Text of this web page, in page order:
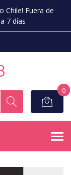
Chile! Fuera de
7 días
0